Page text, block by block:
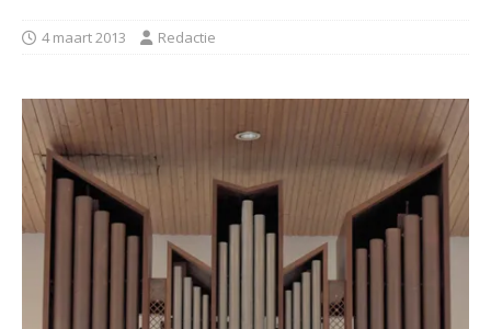
4 maart 2013 Redactie